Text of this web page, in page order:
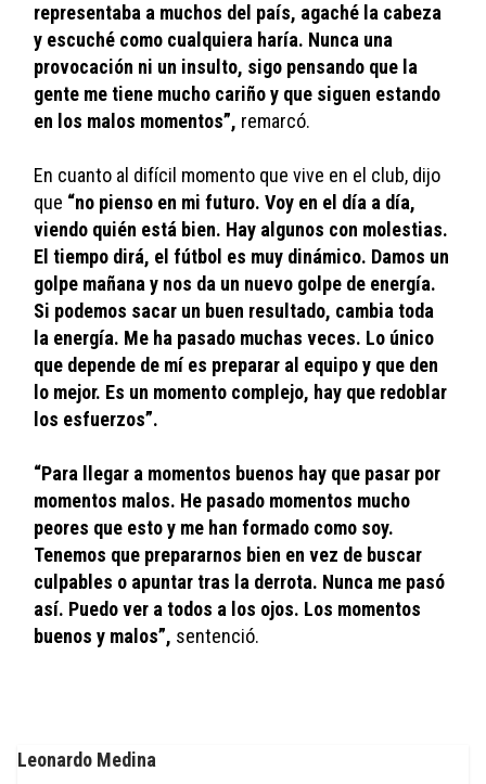
representaba a muchos del país, agaché la cabeza
y escuché como cualquiera haría. Nunca una
provocación ni un insulto, sigo pensando que la
gente me tiene mucho cariño y que siguen estando
en los malos momentos”, remarcó.
En cuanto al difícil momento que vive en el club, dijo
que “no pienso en mi futuro. Voy en el día a día,
viendo quién está bien. Hay algunos con molestias.
El tiempo dirá, el fútbol es muy dinámico. Damos un
golpe mañana y nos da un nuevo golpe de energía.
Si podemos sacar un buen resultado, cambia toda
la energía. Me ha pasado muchas veces. Lo único
que depende de mí es preparar al equipo y que den
lo mejor. Es un momento complejo, hay que redoblar
los esfuerzos”.
“Para llegar a momentos buenos hay que pasar por
momentos malos. He pasado momentos mucho
peores que esto y me han formado como soy.
Tenemos que prepararnos bien en vez de buscar
culpables o apuntar tras la derrota. Nunca me pasó
así. Puedo ver a todos a los ojos. Los momentos
buenos y malos”, sentenció.
Leonardo Medina